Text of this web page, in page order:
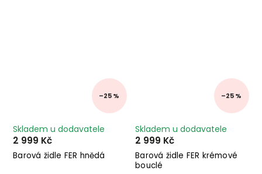
–25 %
Barová židle FER hnědá
Skladem u dodavatele
2 999 Kč
–25 %
Barová židle FER krémové
bouclé
Skladem u dodavatele
2 999 Kč